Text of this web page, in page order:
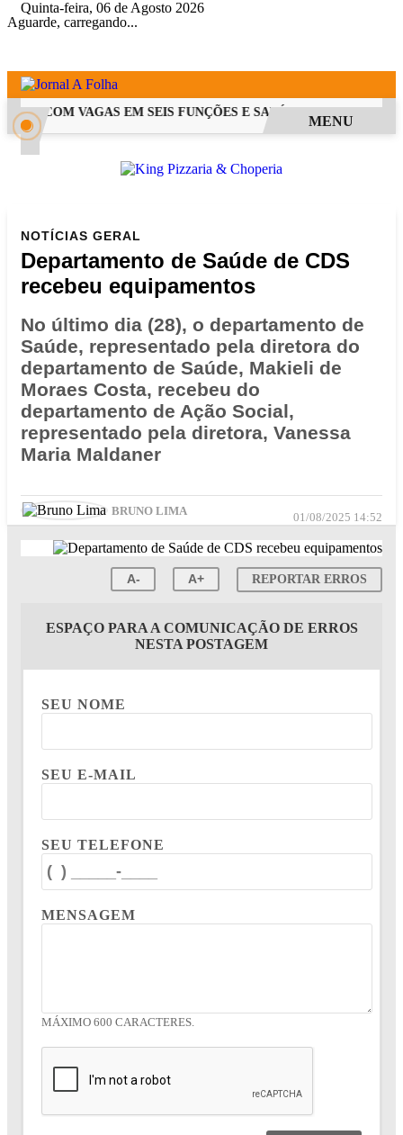
Aguarde, carregando...
Quinta-feira, 06 de Agosto 2026
PSS COM VAGAS EM SEIS FUNÇÕES E SALÁRIOS QUE CHEGAM
MENU
NOTÍCIAS GERAL
Departamento de Saúde de CDS
recebeu equipamentos
No último dia (28), o departamento de
Saúde, representado pela diretora do
departamento de Saúde, Makieli de
Moraes Costa, recebeu do
departamento de Ação Social,
representado pela diretora, Vanessa
Maria Maldaner
BRUNO LIMA 01/08/2025 14:52
A- A+ REPORTAR ERROS
ESPAÇO PARA A COMUNICAÇÃO DE ERROS
NESTA POSTAGEM
SEU NOME
SEU E-MAIL
SEU TELEFONE
MENSAGEM
MÁXIMO 600 CARACTERES.